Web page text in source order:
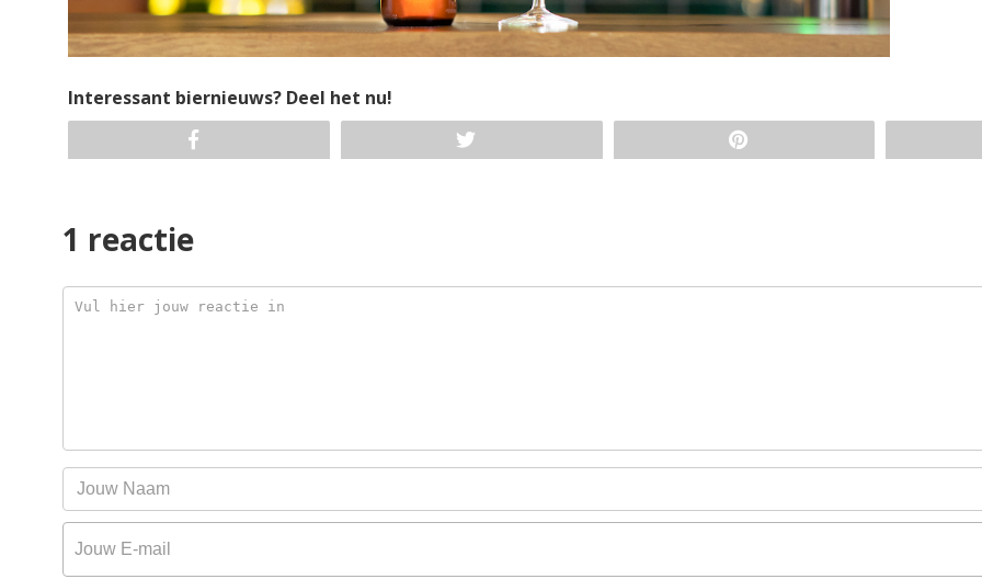
Interessant biernieuws? Deel het nu!
1 reactie